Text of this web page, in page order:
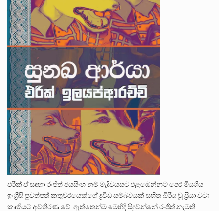
එරික් ඒ සඳහා රංජිත් ජයසිංහ නම් මැදිවයසට එළඹෙන්නට පෙර මියගිය
ඉංග්‍රීසි පුවත්පත් කතුවරයෙක්ගේ ද්‍රවිඩ සම්බවයක් සහිත බිරිය වූ ප්‍රියා වටා
කෘතියට අවතීර්ණ වේ. ඇත්තෙන්ම මෙහිදි සිදුවන්නේ රංජිත් නැමති